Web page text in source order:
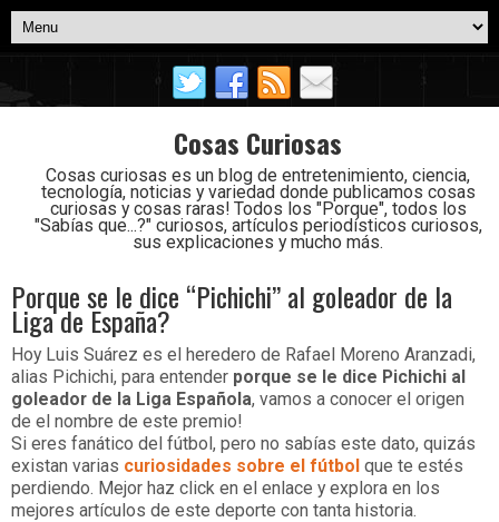
Cosas Curiosas
Cosas curiosas es un blog de entretenimiento, ciencia,
tecnología, noticias y variedad donde publicamos cosas
curiosas y cosas raras! Todos los "Porque", todos los
"Sabías que...?" curiosos, artículos periodísticos curiosos,
sus explicaciones y mucho más.
Porque se le dice “Pichichi” al goleador de la
Liga de España?
Hoy Luis Suárez es el heredero de Rafael Moreno Aranzadi,
alias Pichichi, para entender porque se le dice Pichichi al
goleador de la Liga Española, vamos a conocer el origen
de el nombre de este premio!
Si eres fanático del fútbol, pero no sabías este dato, quizás
existan varias curiosidades sobre el fútbol que te estés
perdiendo. Mejor haz click en el enlace y explora en los
mejores artículos de este deporte con tanta historia.